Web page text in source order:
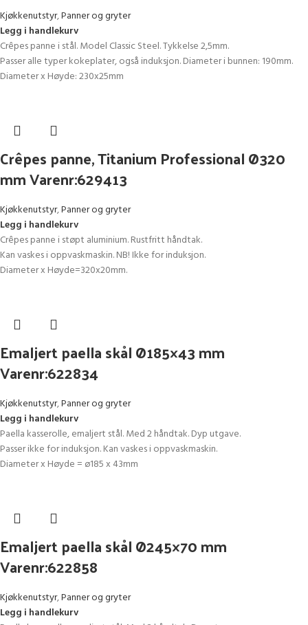
Kjøkkenutstyr,Panner og gryter
Legg i handlekurv
Crêpes panne i stål. Model Classic Steel. Tykkelse 2,5mm.
Passer alle typer kokeplater, også induksjon. Diameter i bunnen: 190mm.
Diameter x Høyde: 230x25mm
Crêpes panne, Titanium Professional Ø320
mm Varenr:629413
Kjøkkenutstyr,Panner og gryter
Legg i handlekurv
Crêpes panne i støpt aluminium. Rustfritt håndtak.
Kan vaskes i oppvaskmaskin. NB! Ikke for induksjon.
Diameter x Høyde=320x20mm.
Emaljert paella skål Ø185×43 mm
Varenr:622834
Kjøkkenutstyr,Panner og gryter
Legg i handlekurv
Paella kasserolle, emaljert stål. Med 2 håndtak. Dyp utgave.
Passer ikke for induksjon. Kan vaskes i oppvaskmaskin.
Diameter x Høyde = ø185 x 43mm
Emaljert paella skål Ø245×70 mm
Varenr:622858
Kjøkkenutstyr,Panner og gryter
Legg i handlekurv